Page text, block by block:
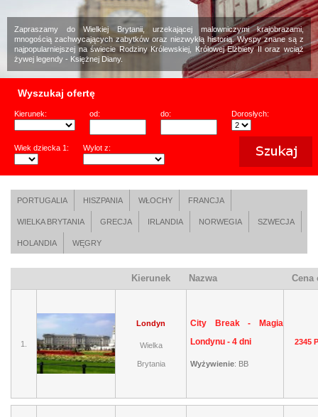
Zapraszamy do Wielkiej Brytanii, urzekającej malowniczymi krajobrazami,
mnogością zachwycających zabytków oraz niezwykłą historią. Wyspy znane są z
najpopularniejszej na świecie Rodziny Królewskiej, Królowej Elżbiety II oraz wciąż
żywej legendy - Księżnej Diany.
Wyszukaj ofertę
Kierunek: od: do: Dorosłych:
Wiek dziecka 1: Wylot z:
PORTUGALIA HISZPANIA WŁOCHY FRANCJA
WIELKA BRYTANIA GRECJA IRLANDIA NORWEGIA SZWECJA
HOLANDIA WĘGRY
Kierunek Nazwa Cena
1.
Londyn
Wielka
Brytania
City Break - Magia
Londynu - 4 dni
Wyżywienie: BB
2345